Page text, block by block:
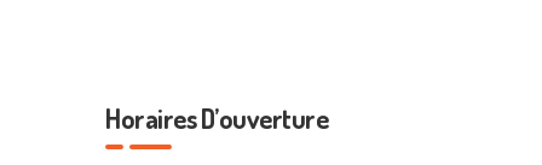
Horaires D’ouverture